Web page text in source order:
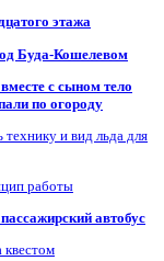
этажа
Буда-Кошелевом
с сыном тело
по огороду
и вид льда для
работы
автобус
квестом